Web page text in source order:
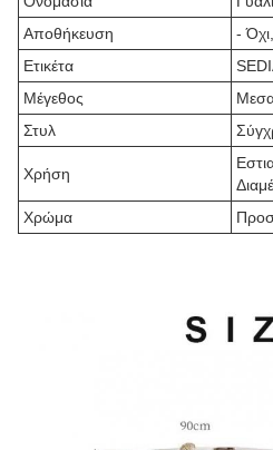
Αποθήκευση
- Όχι,
Ετικέτα
Μέγεθος
Στυλ
Χρήση
Χρώμα